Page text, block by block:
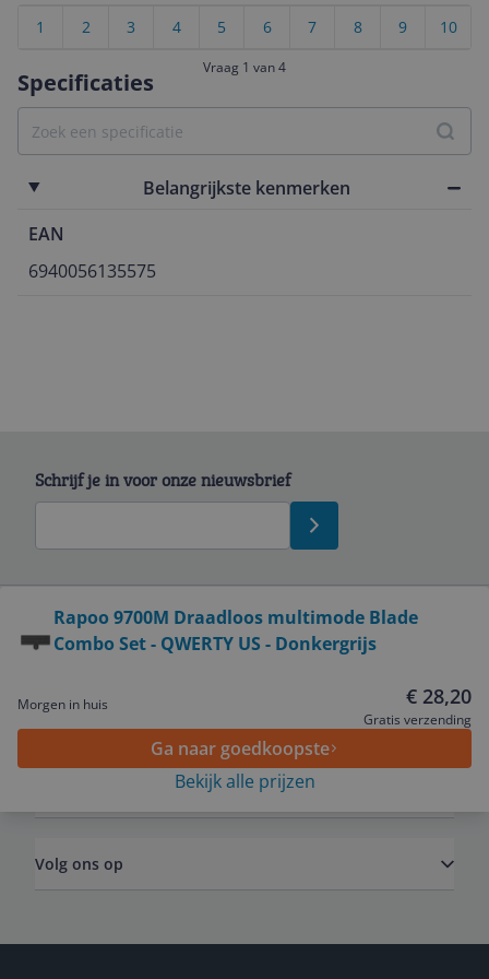
Specificaties
Belangrijkste kenmerken
EAN
6940056135575
10
9
8
7
6
5
4
3
2
1
Vraag 1 van 4
Rapoo 9700M Draadloos multimode Blade
Combo Set - QWERTY US - Donkergrijs
Morgen in huis € 28,20
Gratis verzending
Ga naar goedkoopste
Bekijk alle prijzen
Schrijf je in voor onze nieuwsbrief
Service
Algemeen
Volg ons op